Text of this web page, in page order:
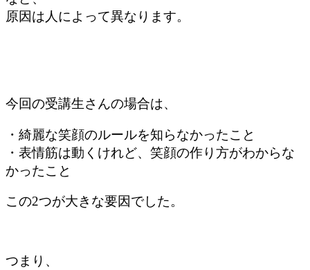
原因は人によって異なります。
今回の受講生さんの場合は、
・綺麗な笑顔のルールを知らなかったこと
・表情筋は動くけれど、笑顔の作り方がわからな
かったこと
この2つが大きな要因でした。
つまり、